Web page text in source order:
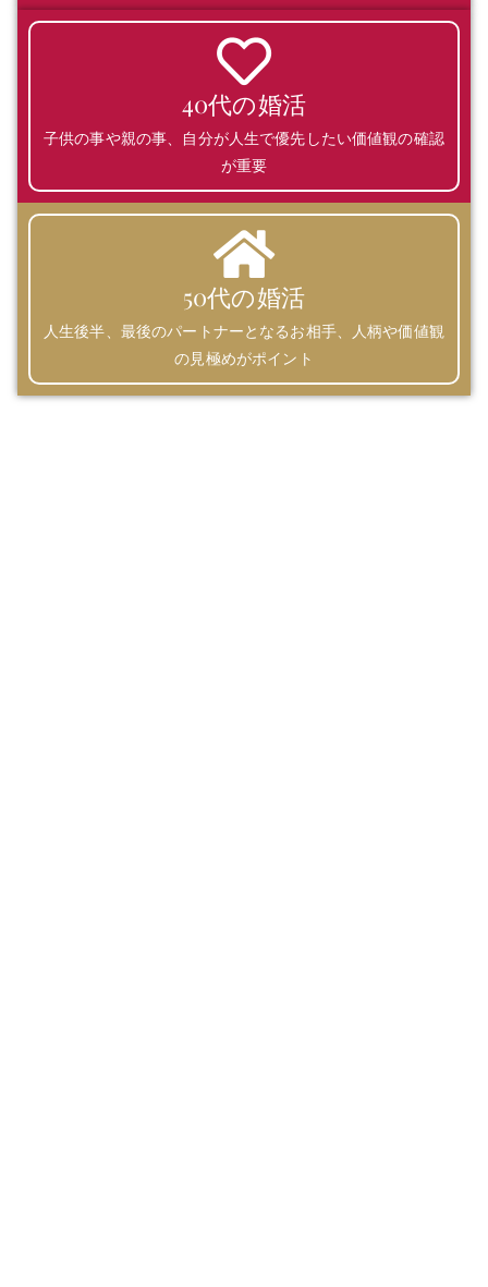
40代の婚活
子供の事や親の事、自分が人生で優先したい価値観の確認
が重要
50代の婚活
人生後半、最後のパートナーとなるお相手、人柄や価値観
の見極めがポイント